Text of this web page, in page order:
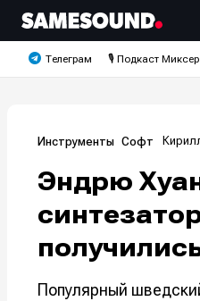
Телеграм 🎙️ Подкаст Миксер
Инструменты Софт
Эндрю
Популярный